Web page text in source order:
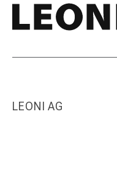
LEONI AG